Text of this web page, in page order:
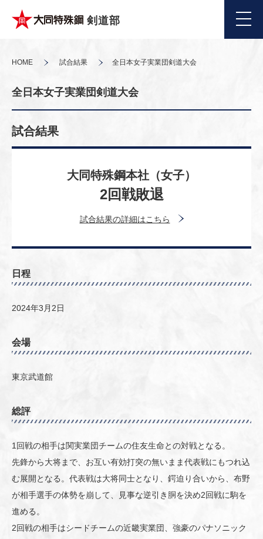
剣道部
HOME 試合結果 全日本女子実業団剣道大会
全日本女子実業団剣道大会
試合結果
大同特殊鋼本社（女子）
2回戦敗退
試合結果の詳細はこちら
日程
2024年3月2日
会場
東京武道館
総評
1回戦の相手は関実業団チームの住友生命との対戦となる。
先鋒から大将まで、お互い有効打突の無いまま代表戦にもつれ込
む展開となる。代表戦は大将同士となり、鍔迫り合いから、布野
が相手選手の体勢を崩して、見事な逆引き胴を決め2回戦に駒を
進める。
2回戦の相手はシードチームの近畿実業団、強豪のパナソニック